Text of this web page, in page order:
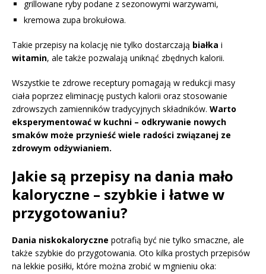
grillowane ryby podane z sezonowymi warzywami,
kremowa zupa brokułowa.
Takie przepisy na kolację nie tylko dostarczają białka i
witamin, ale także pozwalają uniknąć zbędnych kalorii.
Wszystkie te zdrowe receptury pomagają w redukcji masy
ciała poprzez eliminację pustych kalorii oraz stosowanie
zdrowszych zamienników tradycyjnych składników. Warto
eksperymentować w kuchni – odkrywanie nowych
smaków może przynieść wiele radości związanej ze
zdrowym odżywianiem.
Jakie są przepisy na dania mało
kaloryczne – szybkie i łatwe w
przygotowaniu?
Dania niskokaloryczne potrafią być nie tylko smaczne, ale
także szybkie do przygotowania. Oto kilka prostych przepisów
na lekkie posiłki, które można zrobić w mgnieniu oka: